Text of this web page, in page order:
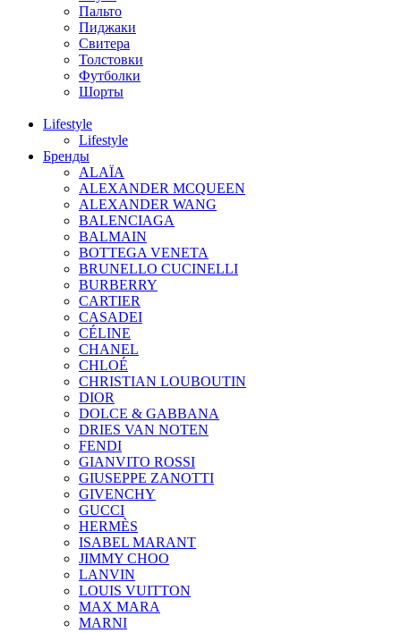
Пальто
Пиджаки
Свитера
Толстовки
Футболки
Шорты
Lifestyle
Lifestyle
Бренды
ALAÏA
ALEXANDER MCQUEEN
ALEXANDER WANG
BALENCIAGA
BALMAIN
BOTTEGA VENETA
BRUNELLO CUCINELLI
BURBERRY
CARTIER
CASADEI
CÉLINE
CHANEL
CHLOÉ
CHRISTIAN LOUBOUTIN
DIOR
DOLCE & GABBANA
DRIES VAN NOTEN
FENDI
GIANVITO ROSSI
GIUSEPPE ZANOTTI
GIVENCHY
GUCCI
HERMÈS
ISABEL MARANT
JIMMY CHOO
LANVIN
LOUIS VUITTON
MAX MARA
MARNI